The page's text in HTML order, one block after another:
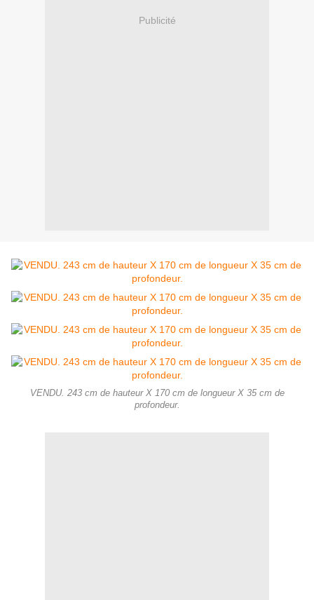
Publicité
VENDU. 243 cm de hauteur X 170 cm de longueur X 35 cm de
profondeur.